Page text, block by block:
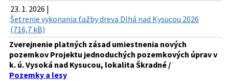
23. 1. 2026 |
Šetrenie vykonania ťažby dreva Dlhá nad Kysucou 2026
(716,7 kB)
Zverejnenie platných zásad umiestnenia nových
pozemkov Projektu jednoduchých pozemkových úprav v
k. ú. Vysoká nad Kysucou, lokalita Škradné /
Pozemky a lesy